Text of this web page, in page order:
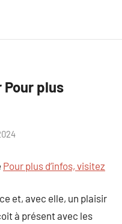
Pour plus
Pour plus d’infos, visitez
et, avec elle, un plaisir
à présent avec les